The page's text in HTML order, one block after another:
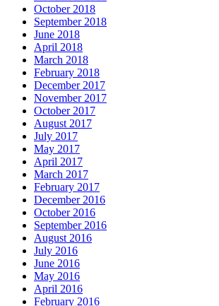
October 2018
September 2018
June 2018
April 2018
March 2018
February 2018
December 2017
November 2017
October 2017
August 2017
July 2017
May 2017
April 2017
March 2017
February 2017
December 2016
October 2016
September 2016
August 2016
July 2016
June 2016
May 2016
April 2016
February 2016